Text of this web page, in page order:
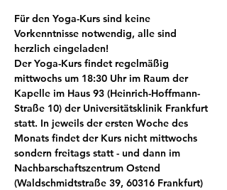
Für den Yoga-Kurs sind keine
Vorkenntnisse notwendig, alle sind
herzlich eingeladen!
Der Yoga-Kurs findet regelmäßig
mittwochs um 18:30 Uhr im Raum der
Kapelle im Haus 93 (Heinrich-Hoffmann-
Straße 10) der Universitätsklinik Frankfurt
statt. In jeweils der ersten Woche des
Monats findet der Kurs nicht mittwochs
sondern freitags statt - und dann im
Nachbarschaftszentrum Ostend
(Waldschmidtstraße 39, 60316 Frankfurt)